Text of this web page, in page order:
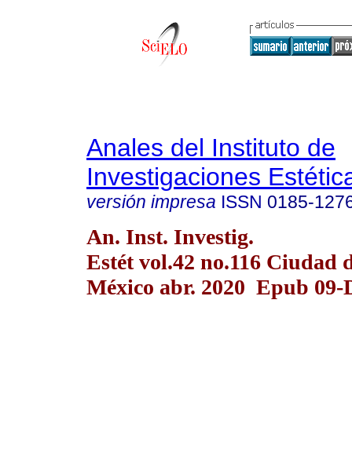
Anales del Instituto de
Investigaciones
versión impresa ISSN 0185-
An. Inst. Investig.
Estét vol.42 no.116 Ciudad
México abr. 2020 Epub 09-